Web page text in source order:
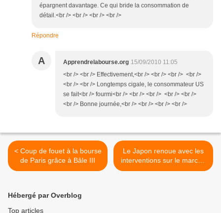
épargnent davantage. Ce qui bride la consommation de
détail.<br /> <br /> <br /> <br />
Répondre
A Apprendrelabourse.org 15/09/2010 11:05
<br /> <br /> Effectivement,<br /> <br /> <br /> <br />
<br /> <br /> Longtemps cigale, le consommateur US
se fait<br /> fourmi<br /> <br /> <br /> <br /> <br />
<br /> Bonne journée,<br /> <br /> <br /> <br />
< Coup de fouet à la bourse
de Paris grâce à Bâle III
Le Japon renoue avec les
interventions sur le marché
des changes >
Hébergé par Overblog
Top articles